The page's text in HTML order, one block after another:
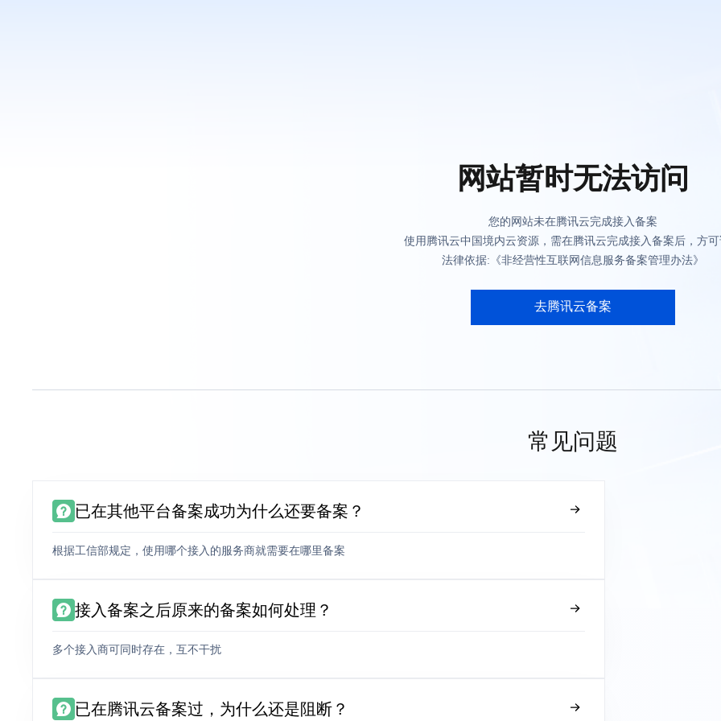
网站暂时无法访问
您的网站未在腾讯云完成接入备案
使用腾讯云中国境内云资源，需在腾讯云完成接入备案后，方
法律依据:《非经营性互联网信息服务备案管理办法》
去腾讯云备案
常见问题
已在其他平台备案成功为什么还要备案？
根据工信部规定，使用哪个接入的服务商就需要在哪里备案
接入备案之后原来的备案如何处理？
多个接入商可同时存在，互不干扰
已在腾讯云备案过，为什么还是阻断？